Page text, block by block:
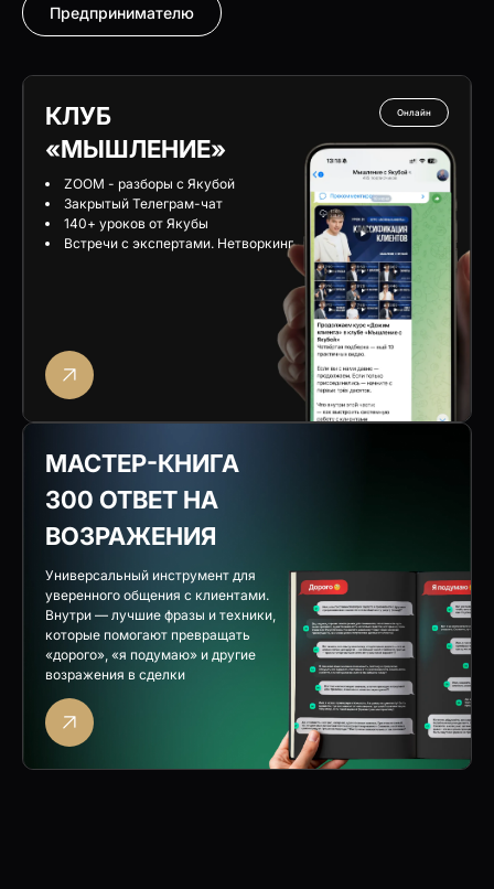
Предпринимателю
Онлайн
КЛУБ
«МЫШЛЕНИЕ»
ZOOM - разборы с Якубой
Закрытый Телеграм-чат
140+ уроков от Якубы
Встречи с экспертами. Нетворкинг
МАСТЕР-КНИГА
300 ОТВЕТ НА
ВОЗРАЖЕНИЯ
Универсальный инструмент для
уверенного общения с клиентами.
Внутри — лучшие фразы и техники,
которые помогают превращать
«дорого», «я подумаю» и другие
возражения в сделки